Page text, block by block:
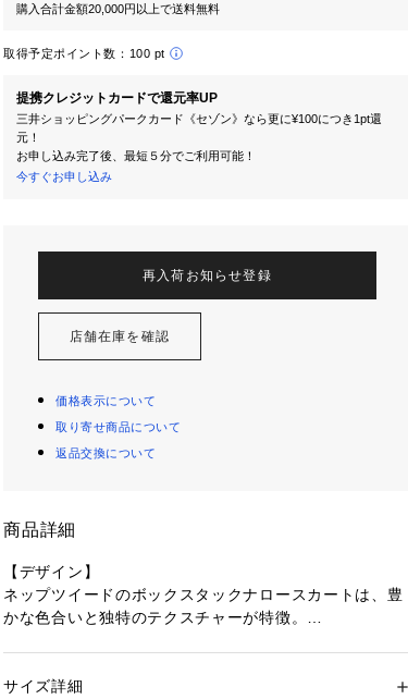
購入合計金額20,000円以上で送料無料
取得予定ポイント数： 100 pt
提携クレジットカードで還元率UP
三井ショッピングパークカード《セゾン》なら更に¥100につき1pt還
元！
お申し込み完了後、最短５分でご利用可能！
今すぐお申し込み
再入荷お知らせ登録
店舗在庫を確認
価格表示について
取り寄せ商品について
返品交換について
商品詳細
【デザイン】
ネップツイードのボックスタックナロースカートは、豊
かな色合いと独特のテクスチャーが特徴。
ナローシルエットがすっきりと女性らしさを引き立てな
性別：レディース
サイズ詳細